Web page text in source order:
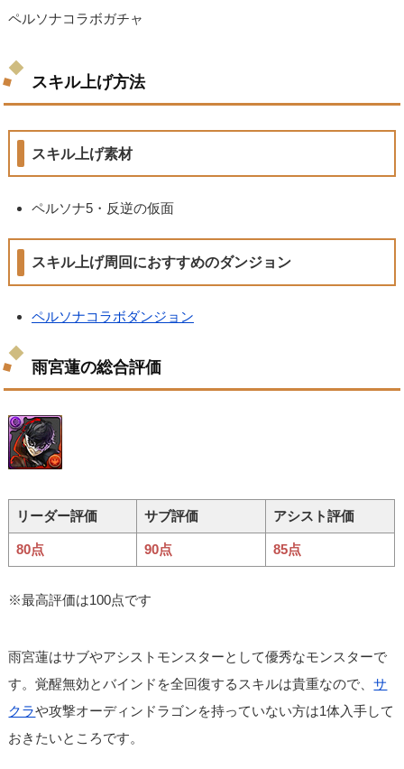
ペルソナコラボガチャ
スキル上げ方法
スキル上げ素材
ペルソナ5・反逆の仮面
スキル上げ周回におすすめのダンジョン
ペルソナコラボダンジョン
雨宮蓮の総合評価
リーダー評価 サブ評価 アシスト評価
80点 90点 85点
※最高評価は100点です
雨宮蓮はサブやアシストモンスターとして優秀なモンスターで
す。覚醒無効とバインドを全回復するスキルは貴重なので、サ
クラや攻撃オーディンドラゴンを持っていない方は1体入手して
おきたいところです。